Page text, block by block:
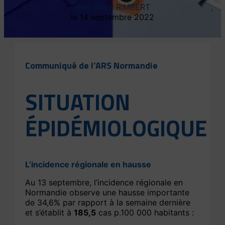
Jean-Marc RIMBERT
14 septembre 2022
Communiqué de l’ARS Normandie
SITUATION
ÉPIDÉMIOLOGIQUE
L’incidence régionale en hausse
Au 13 septembre, l’incidence régionale en
Normandie observe une hausse importante
de 34,6% par rapport à la semaine dernière
et s’établit à 185,5 cas p.100 000 habitants :